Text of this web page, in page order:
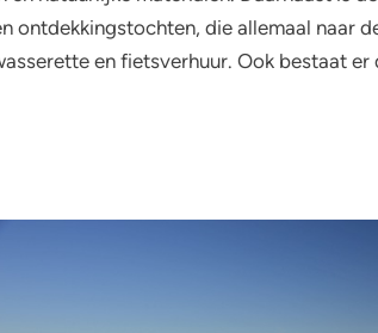
ontdekkingstochten, die allemaal naar
en fietsverhuur. Ook bestaat